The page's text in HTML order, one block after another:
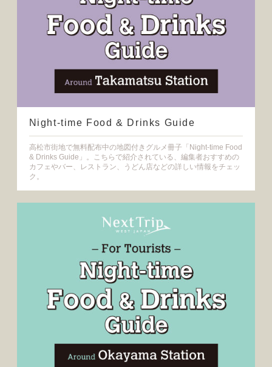
Night-time Food & Drinks Guide
高松市街地で無料配布中の地図付きグルメ冊子「Night-time Food
& Drinks Guide」。こちらで紹介されている、編集者おすすめの
カフェやバー、レストラン、うどん店などの詳しい情報をチェッ
ク。